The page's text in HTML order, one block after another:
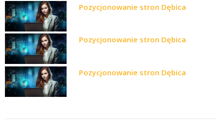
Pozycjonowanie stron Dębica
Pozycjonowanie stron Dębica
Pozycjonowanie stron Dębica